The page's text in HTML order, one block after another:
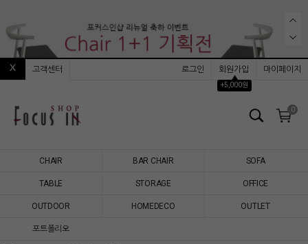
고객센터 로그인
회원가입
▲
+5,000원
마이페이지
0
CHAIR BAR CHAIR SOFA
TABLE STORAGE OFFICE
OUTDOOR HOMEDECO OUTLET
포트폴리오